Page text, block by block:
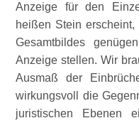
Anzeige für den
heißen Stein
Gesamtbildes
Anzeige stellen. Wir
Ausmaß der
wirkungsvoll die
juristischen Ebenen